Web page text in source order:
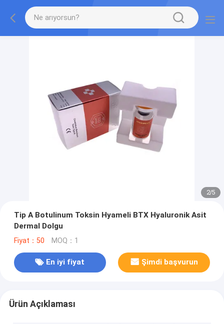
2/5
Tip A Botulinum Toksin Hyameli BTX Hyaluronik Asit
Dermal Dolgu
Fiyat：50 MOQ：1
En iyi fiyat Şimdi başvurun
Ürün Açıklaması